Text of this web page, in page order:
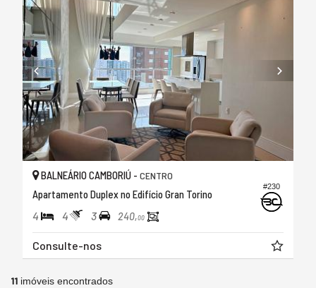
#230
BALNEÁRIO CAMBORIÚ - CENTRO
Apartamento Duplex no Edifício Gran Torino
4 4 3 240,00
Consulte-nos
11 imóveis encontrados